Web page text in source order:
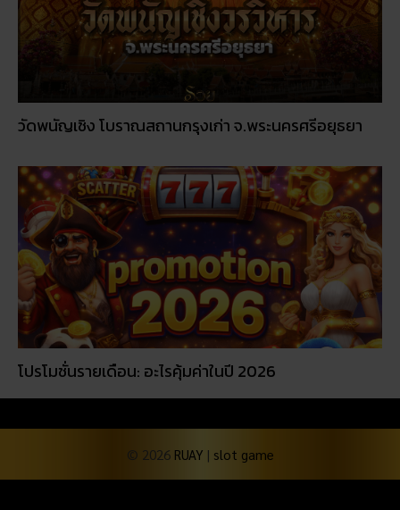
วัดพนัญเชิง โบราณสถานกรุงเก่า จ.พระนครศรีอยุธยา
โปรโมชั่นรายเดือน: อะไรคุ้มค่าในปี 2026
© 2026 RUAY | slot game